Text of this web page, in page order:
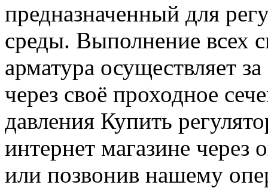
предназначенный для
среды. Выполнение всех
арматура осуществляет
через своё проходное
давления Купить
интернет магазине через
или позвонив нашему